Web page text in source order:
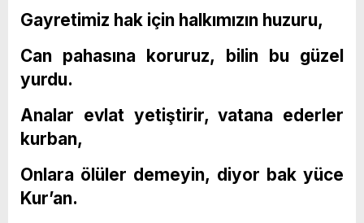
Gayretimiz hak için halkımızın huzuru,
Can pahasına koruruz, bilin bu güzel
yurdu.
Analar evlat yetiştirir, vatana ederler
kurban,
Onlara ölüler demeyin, diyor bak yüce
Kur’an.